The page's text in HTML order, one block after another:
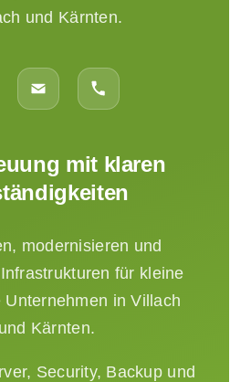
und Kärnten.
mit klaren
modernisieren und
für kleine
Unternehmen in Villach
und Kärnten.
Security, Backup und